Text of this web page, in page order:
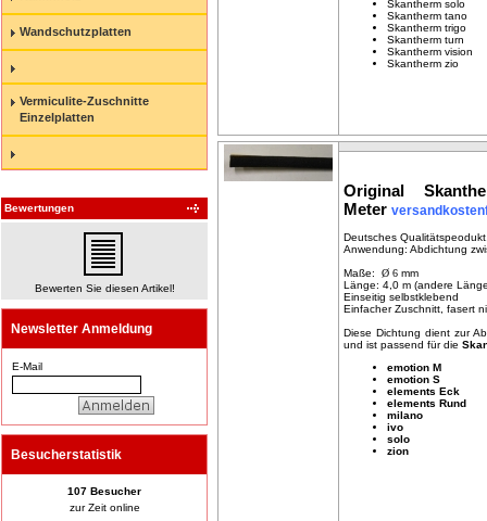
Wandschutzplatten
Vermiculite-Zuschnitte
Einzelplatten
Bewertungen
Bewerten Sie diesen Artikel!
Newsletter Anmeldung
E-Mail
Besucherstatistik
107 Besucher
zur Zeit online
Skantherm solo
Skantherm tano
Skantherm trigo
Skantherm turn
Skantherm vision
Skantherm zio
Original
Meter
Deutsches
Anwendung: Abdichtung
Maße: Ø 6 mm
Länge: 4,0 m (andere
Einseitig selbstklebend
Einfacher Zuschnitt, fasert
Diese Dichtung dient zur
und ist passend für die
emotion M
emotion S
elements Eck
elements Rund
milano
ivo
solo
zion